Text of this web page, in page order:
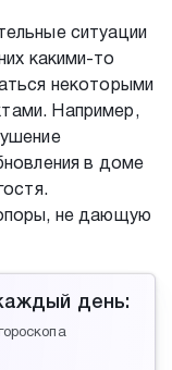
ситуации
какими-то
некоторыми
Например,
в доме
не дающую
день: